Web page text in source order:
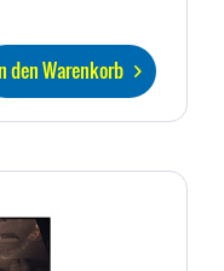
den Warenkorb